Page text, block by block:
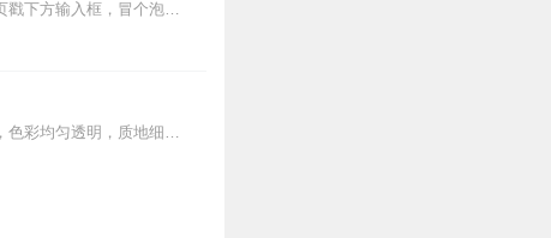
【冒泡有奖】听说杨千幻那厮要与我一较高下，我许七安要开始装叉了！快进入声音播放页戳下方输入框，冒个泡偷偷告诉我，我要用哪些诗词才能胜过他？说得好的，有赏！202...
【内容介绍】地质专家孟瑭的父亲乃赌石名人，花千万巨款赌得一件翡翠原石，破壳之后，色彩均匀透明，质地细腻，加工出售，获利数倍。然而奇事却发生了，一段时间后，售出的...